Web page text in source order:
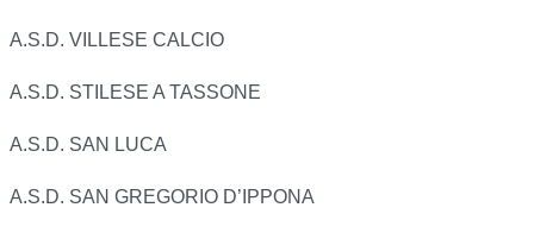
A.S.D. VILLESE CALCIO
A.S.D. STILESE A TASSONE
A.S.D. SAN LUCA
A.S.D. SAN GREGORIO D’IPPONA